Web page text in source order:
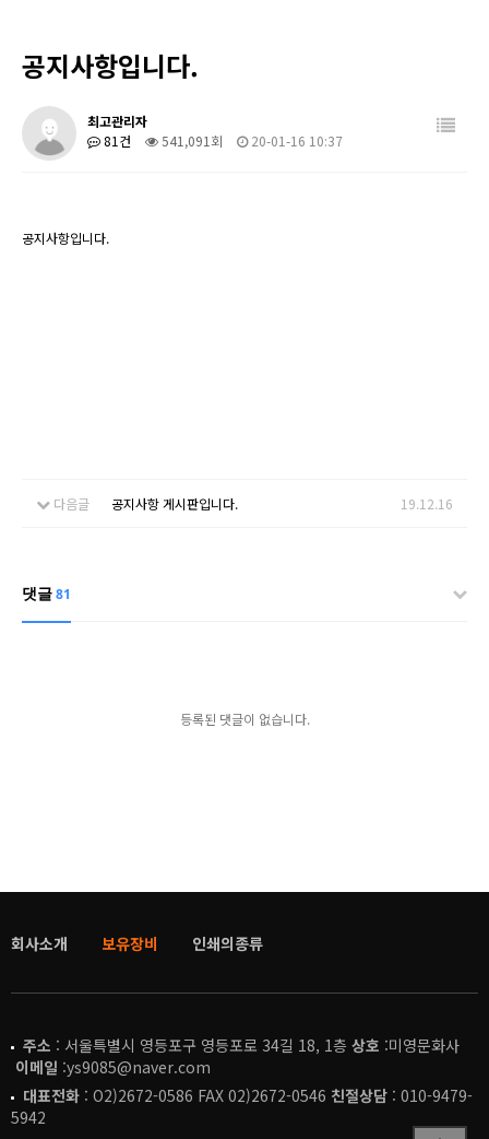
공지사항입니다.
최고관리자
81건
541,091회 20-01-16 10:37
공지사항입니다.
다음글 공지사항 게시판입니다. 19.12.16
댓글81
등록된 댓글이 없습니다.
회사소개 보유장비 인쇄의종류
주소 : 서울특별시 영등포구 영등포로 34길 18, 1층 상호 :미영문화사
이메일 :ys9085@naver.com
대표전화 : O2)2672-0586 FAX 02)2672-0546 친절상담 : 010-9479-
5942